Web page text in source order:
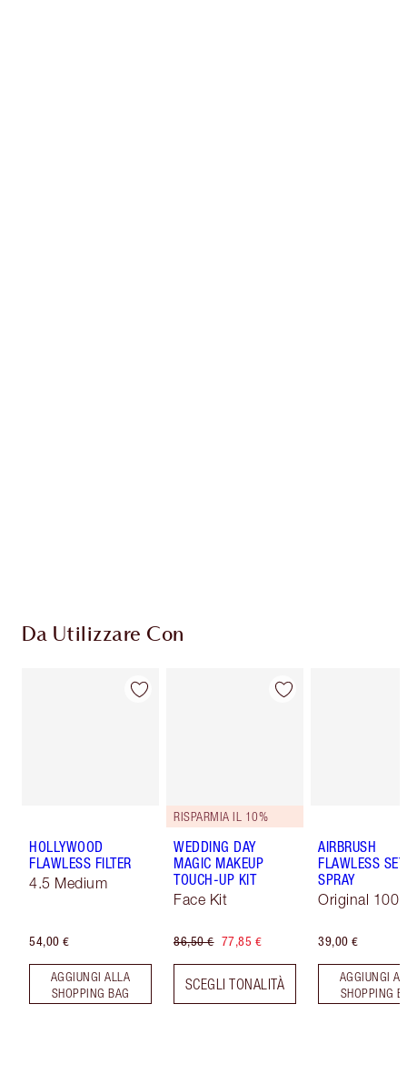
Da Utilizzare Con
HOLLYWOOD
FLAWLESS FILTER
4.5 Medium
54,00 €
AGGIUNGI ALLA
SHOPPING BAG
RISPARMIA IL 10%
WEDDING DAY
MAGIC MAKEUP
TOUCH-UP KIT
Face Kit
86,50 € 77,85 €
SCEGLI TONALITÀ
AIRBRUSH
FLAWLESS
SPRAY
Original 100
39,00 €
AGGIUNGI
SHOPPING